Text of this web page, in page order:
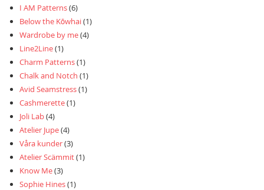
I AM Patterns(6)
Below the Kōwhai(1)
Wardrobe by me(4)
Line2Line(1)
Charm Patterns(1)
Chalk and Notch (1)
Avid Seamstress(1)
Cashmerette(1)
Joli Lab(4)
Atelier Jupe(4)
Våra kunder(3)
Atelier Scämmit(1)
Know Me(3)
Sophie Hines(1)